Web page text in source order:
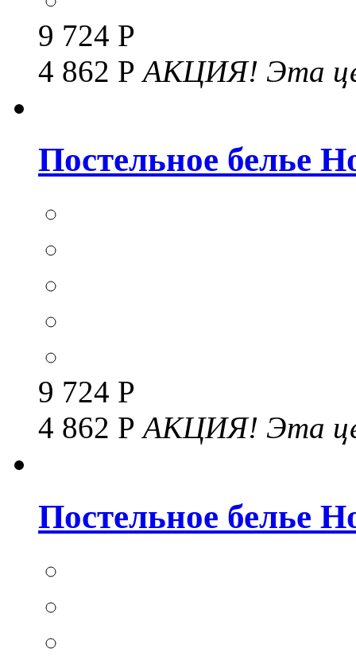
9 724 Р
4 862 Р АКЦИЯ! Эта
Постельное белье
9 724 Р
4 862 РАКЦИЯ! Эта
Постельное белье